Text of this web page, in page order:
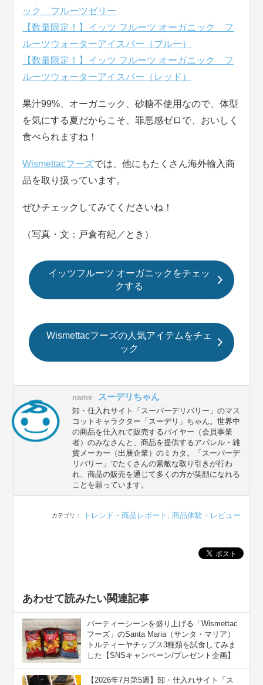
ック フルーツゼリー
【数量限定！】イッツ フルーツ オーガニック フ
ルーツウォーターアイスバー（ブルー）
【数量限定！】イッツ フルーツ オーガニック フ
ルーツウォーターアイスバー（レッド）
果汁99%、オーガニック、砂糖不使用なので、体型
を気にする夏だからこそ、罪悪感ゼロで、おいしく
食べられますね！
Wismettacフーズでは、他にもたくさん海外輸入商
品を取り扱っています。
ぜひチェックしてみてくださいね！
（写真・文：戸倉有紀／とき）
イッツフルーツ オーガニックをチェッ
クする
Wismettacフーズの人気アイテムをチェ
ック
name スーデリちゃん
卸・仕入れサイト「スーパーデリバリー」のマス
コットキャラクター「スーデリ」ちゃん。世界中
の商品を仕入れて販売するバイヤー（会員事業
者）のみなさんと、商品を提供するアパレル・雑
貨メーカー（出展企業）のミカタ。「スーパーデ
リバリー」でたくさんの素敵な取り引きが行わ
れ、商品の販売を通じて多くの方が笑顔になれる
ことを願っています。
カテゴリ： トレンド・商品レポート 商品体験・レビュー
あわせて読みたい関連記事
パーティーシーンを盛り上げる「Wismettac
フーズ」のSanta Maria（サンタ・マリア）
トルティーヤチップス3種類を試食してみま
した【SNSキャンペーン/プレゼント企画】
【2026年7月第5週】卸・仕入れサイト「ス